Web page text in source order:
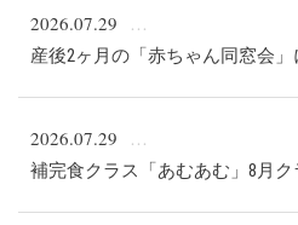
2026.07.29
産後2ヶ月の「赤ちゃん同窓会」
2026.07.29
補完食クラス「あむあむ」8月ク